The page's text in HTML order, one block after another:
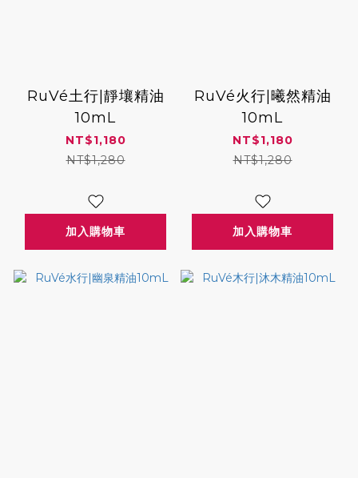
RuVé土行|靜壤精油
10mL
NT$1,180
NT$1,280
加入購物車
RuVé火行|曦然精油
10mL
NT$1,180
NT$1,280
加入購物車